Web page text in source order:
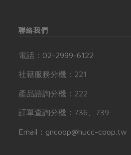
聯絡我們
電話： 02-2999-6122
社籍服務分機：221
產品諮詢分機：222
訂單查詢分機：736、739
Email：gncoop@hucc-coop.tw